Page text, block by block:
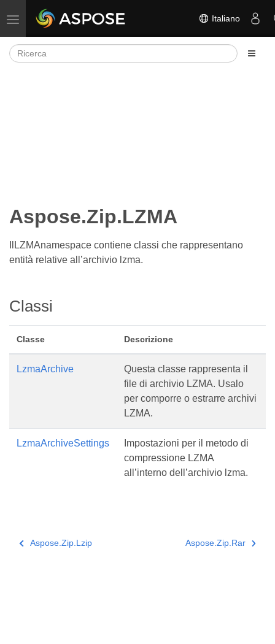
Attiva/disattiva la navigazione Italiano
Aspose.Zip.LZMA
IlLZMAnamespace contiene classi che rappresentano
entità relative all’archivio lzma.
Classi
Classe Descrizione
LzmaArchive
Questa classe rappresenta il
file di archivio LZMA. Usalo
per comporre o estrarre archivi
LZMA.
LzmaArchiveSettings
Impostazioni per il metodo di
compressione LZMA
all’interno dell’archivio lzma.
Aspose.Zip.Lzip Aspose.Zip.Rar